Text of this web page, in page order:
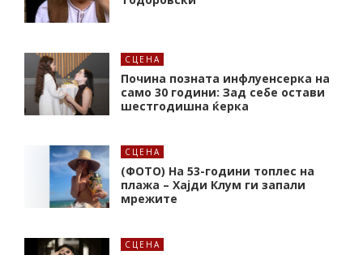
СЦЕНА
Почина позната инфлуенсерка на
само 30 години: Зад себе остави
шестгодишна ќерка
СЦЕНА
(ФОТО) На 53-години топлес на
плажа – Хајди Клум ги запали
мрежите
СЦЕНА